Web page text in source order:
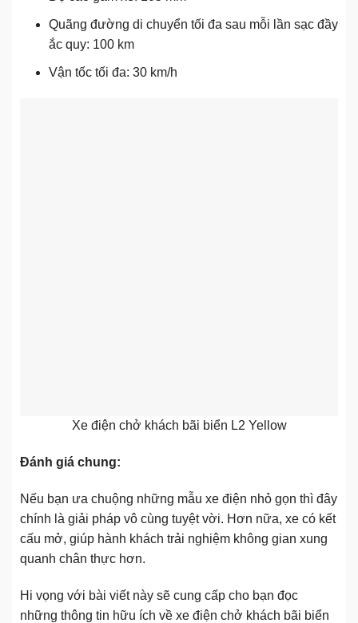
Quãng đường di chuyển tối đa sau mỗi lần sạc đầy
ắc quy: 100 km
Vận tốc tối đa: 30 km/h
Xe điện chở khách bãi biển L2 Yellow
Đánh giá chung:
Nếu bạn ưa chuộng những mẫu xe điện nhỏ gọn thì đây
chính là giải pháp vô cùng tuyệt vời. Hơn nữa, xe có kết
cấu mở, giúp hành khách trải nghiệm không gian xung
quanh chân thực hơn.
Hi vọng với bài viết này sẽ cung cấp cho bạn đọc
những thông tin hữu ích về xe điện chở khách bãi biển